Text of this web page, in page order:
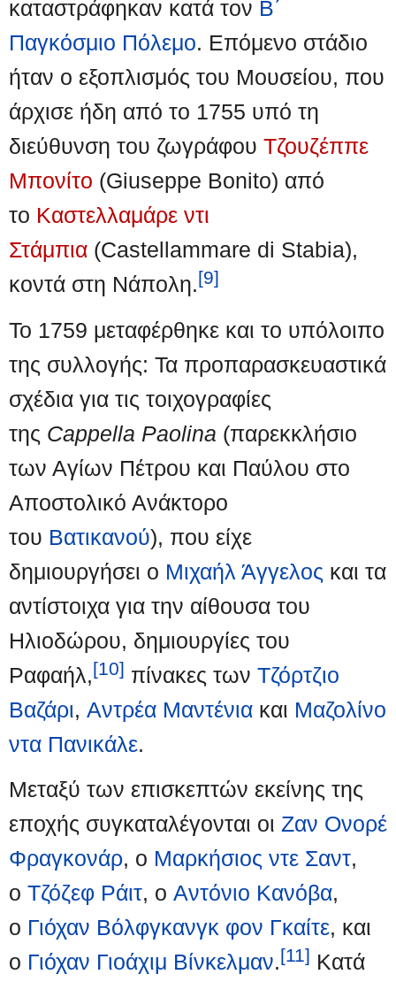
καταστράφηκαν κατά τον Β΄
Παγκόσμιο Πόλεμο. Επόμενο στάδιο
ήταν ο εξοπλισμός του Μουσείου, που
άρχισε ήδη από το 1755 υπό τη
διεύθυνση του ζωγράφου Τζουζέππε
Μπονίτο (Giuseppe Bonito) από
το Καστελλαμάρε ντι
Στάμπια (Castellammare di Stabia),
κοντά στη Νάπολη.[9]
Το 1759 μεταφέρθηκε και το υπόλοιπο
της συλλογής: Τα προπαρασκευαστικά
σχέδια για τις τοιχογραφίες
της Cappella Paolina (παρεκκλήσιο
των Αγίων Πέτρου και Παύλου στο
Αποστολικό Ανάκτορο
του Βατικανού), που είχε
δημιουργήσει ο Μιχαήλ Άγγελος και τα
αντίστοιχα για την αίθουσα του
Ηλιοδώρου, δημιουργίες του
Ραφαήλ,[10] πίνακες των Τζόρτζιο
Βαζάρι, Αντρέα Μαντένια και Μαζολίνο
ντα Πανικάλε.
Μεταξύ των επισκεπτών εκείνης της
εποχής συγκαταλέγονται οι Ζαν Ονορέ
Φραγκονάρ, ο Μαρκήσιος ντε Σαντ,
ο Τζόζεφ Ράιτ, ο Αντόνιο Κανόβα,
ο Γιόχαν Βόλφγκανγκ φον Γκαίτε, και
ο Γιόχαν Γιοάχιμ Βίνκελμαν.[11] Κατά